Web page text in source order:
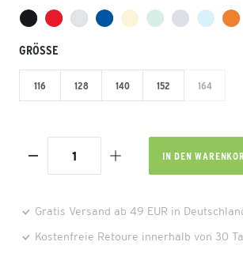
GRÖSSE
116 128 140 152 164
IN DEN
Gratis Versand ab 49 EUR in
Kostenfreie Retoure innerhalb von 30